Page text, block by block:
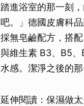
踏進浴室的那一刻
吧。」德國皮膚科
採無皂鹼配方，搭
與維生素 B3、B5
水感。潔淨之後的
延伸閱讀：保濕做